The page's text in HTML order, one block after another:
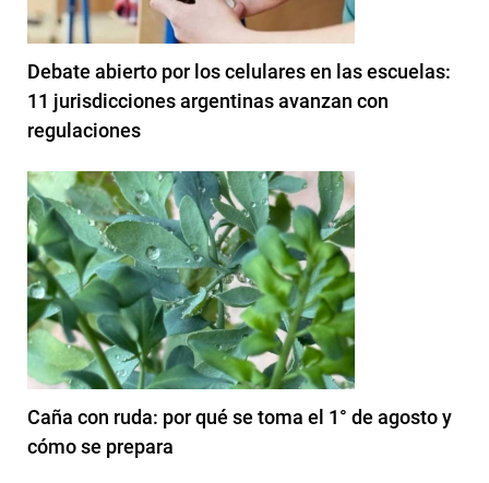
Debate abierto por los celulares en las escuelas:
11 jurisdicciones argentinas avanzan con
regulaciones
Caña con ruda: por qué se toma el 1° de agosto y
cómo se prepara